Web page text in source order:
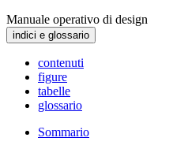
Manuale operativo di design
indici e glossario
contenuti
figure
tabelle
glossario
Sommario